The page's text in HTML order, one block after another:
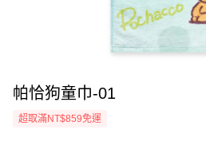
帕恰狗童巾-01
超取滿NT$859免運